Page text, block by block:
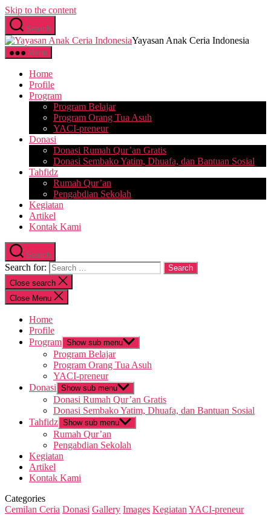
Skip to the content
Search
Yayasan Anak Ceria Indonesia
Menu
Home
Profile
Program
Program Belajar
Program Orang Tua Asuh
YACI-preneur
Donasi
Donasi Rumah Qur’an Gratis
Donasi Sembako Yatim, Dhuafa, dan Bantuan Sosial
Tahfidz
Rumah Qur’an
Pengabdian Sekolah
Kegiatan
Artikel
Kontak Kami
Search
Search for:
Close search
Close Menu
Home
Profile
Program Show sub menu
Program Belajar
Program Orang Tua Asuh
YACI-preneur
Donasi Show sub menu
Donasi Rumah Qur’an Gratis
Donasi Sembako Yatim, Dhuafa, dan Bantuan Sosial
Tahfidz Show sub menu
Rumah Qur’an
Pengabdian Sekolah
Kegiatan
Artikel
Kontak Kami
Categories
Cemilan Ceria Donasi Gallery Images Kegiatan YACI-preneur